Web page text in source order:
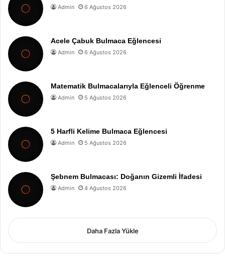
Admin 6 Ağustos 2026
Acele Çabuk Bulmaca Eğlencesi
Admin 6 Ağustos 2026
Matematik Bulmacalarıyla Eğlenceli Öğrenme
Admin 5 Ağustos 2026
5 Harfli Kelime Bulmaca Eğlencesi
Admin 5 Ağustos 2026
Şebnem Bulmacası: Doğanın Gizemli İfadesi
Admin 4 Ağustos 2026
Daha Fazla Yükle